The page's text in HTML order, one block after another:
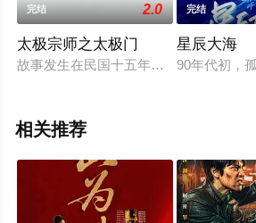
完结 2.0
太极宗师之太极门
故事发生在民国十五年，朱可发在机缘
完结
星辰大海
90年代初，
相关推荐